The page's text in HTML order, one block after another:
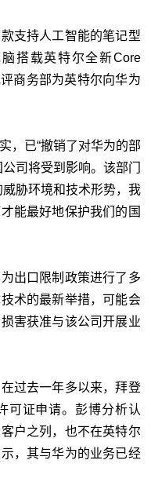
支持人工智能的笔记型
搭载英特尔全新Core
商务部为英特尔向华为
，已“撤销了对华为的部
司将受到影响。该部门
胁环境和技术形势，我
能最好地保护我们的国
出口限制政策进行了多
术的最新举措，可能会
害获准与该公司开展业
过去一年多以来，拜登
可证申请。彭博分析认
户之列，也不在英特尔
，其与华为的业务已经